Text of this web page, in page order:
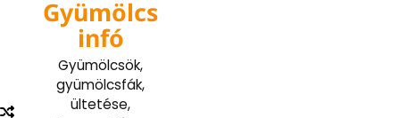
Gyümölcs
infó
Gyümölcsök,
gyümölcsfák,
ültetése,